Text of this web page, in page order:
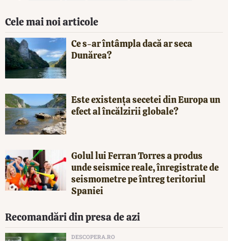
Cele mai noi articole
Ce s-ar întâmpla dacă ar seca
Dunărea?
Este existența secetei din Europa un
efect al încălzirii globale?
Golul lui Ferran Torres a produs
unde seismice reale, înregistrate de
seismometre pe întreg teritoriul
Spaniei
Recomandări din presa de azi
DESCOPERA.RO